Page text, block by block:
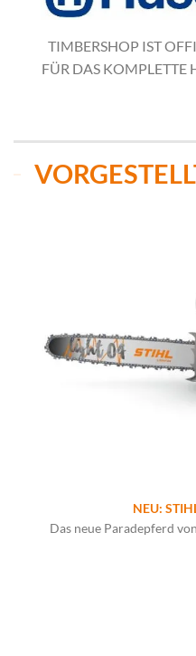
TIMBERSHOP IST
FÜR DAS KOMPLETTE
NEU:
Das neue Paradepferd